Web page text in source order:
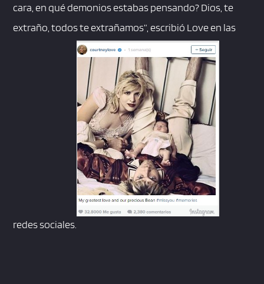
cara, en qué demonios estabas pensando? Dios, te
extraño, todos te extrañamos”, escribió Love en las
redes sociales.